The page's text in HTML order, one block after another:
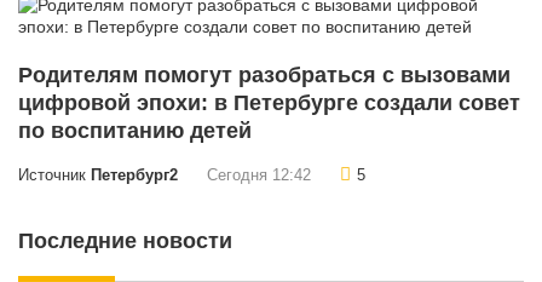
Родителям помогут разобраться с вызовами
цифровой эпохи: в Петербурге создали совет
по воспитанию детей
Источник Петербург2 Сегодня 12:42 5
Последние новости